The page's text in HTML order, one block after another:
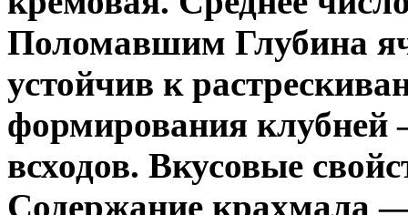
Поломавшим Глубина
устойчив к
формирования клубней
всходов. Вкусовые
Содержание крахмала